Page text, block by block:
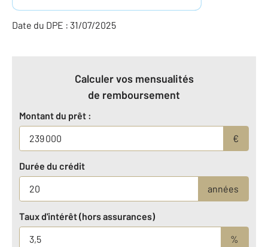
Date du DPE : 31/07/2025
Calculer vos mensualités
de remboursement
Montant du prêt :
€
Durée du crédit
années
Taux d'intérêt (hors assurances)
%